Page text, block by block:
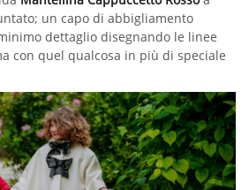
un capo di abbigliamento
dettaglio disegnando le linee
con quel qualcosa in più di speciale